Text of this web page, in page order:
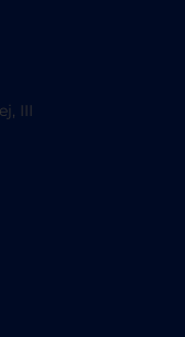
III